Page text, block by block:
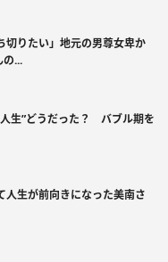
切りたい」地元の男尊女卑か
の...
人生”どうだった？ バブル期を
人生が前向きになった美南さ